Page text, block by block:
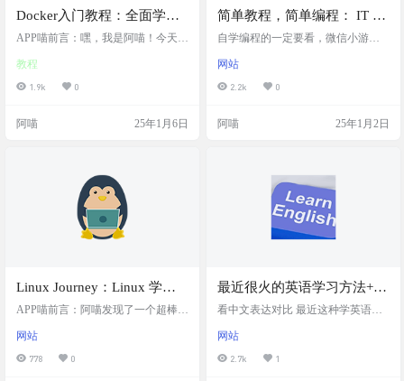
Docker入门教程：全面学习
Docker安装、命令与实战应
帮助用户从基础到进阶快速
掌握Docker的使用
APP喵前言：嘿，我是阿喵！今天给
——Docker入门教程。如果你是刚接
触Docker的新手，或者想系统提升自
念、安装方法，到各种常用命令、
找到适合自己的安装指南和操作步
骤。跟着这…
教程
1.9k 0
阿喵 25年1月6日
简单教程，简单编程： IT 入
门首选站，前后端开发，移
游戏等各种开发教程
自学编程的一定要看，微信小游戏
开发等，很全，无广告 IT 入门首选
站，前后端开发，移动APP，微信小
网站
2.2k 0
阿喵 25年1月2日
Linux Journey：Linux 学习
教程网站，涵盖了从基础的
统和网络管理知识
APP喵前言：阿喵发现了一个超棒的
y。这里不仅有适合新手的入门教
程，比如怎么选 Linux 发行版，还有
网站
778 0
最近很火的英语学习方法+怎
样通过自学提高英语水平
看中文表达对比 最近这种学英语的
个vlog 然后可以提取一下中文 再看
着中文用英文重新表达一遍 对比一
网站
2.7k 1